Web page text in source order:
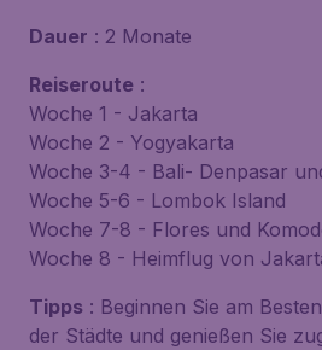
Dauer : 2 Monate
Reiseroute :
Woche 1 - Jakarta
Woche 2 - Yogyakarta
Woche 3-4 - Bali- Denpasar
Woche 5-6 - Lombok Island
Woche 7-8 - Flores und
Woche 8 - Heimflug von
Tipps : Beginnen Sie am
der Städte und genießen Sie